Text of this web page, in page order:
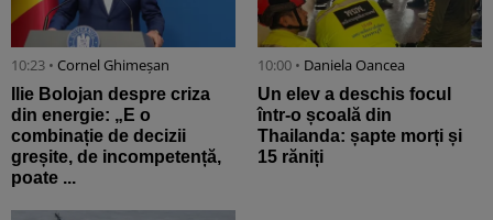
10:23 • Cornel Ghimeșan
Ilie Bolojan despre criza
din energie: „E o
combinație de decizii
greșite, de incompetență,
poate ...
10:00 • Daniela Oancea
Un elev a deschis focul
într-o școală din
Thailanda: șapte morți și
15 răniți